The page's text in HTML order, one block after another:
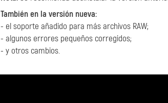
También en la versión nueva:
- el soporte añadido para más archivos RAW;
- algunos errores pequeños corregidos;
- y otros cambios.